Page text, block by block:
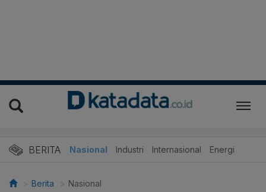
BERITA Nasional Industri Internasional Energi
Berita Nasional